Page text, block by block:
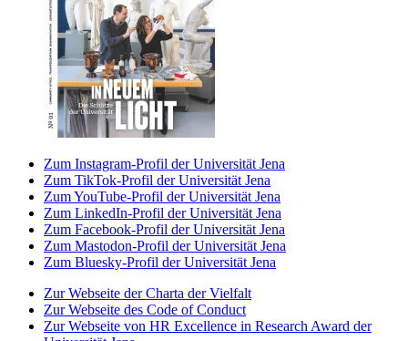
Zum Instagram-Profil der Universität Jena
Zum TikTok-Profil der Universität Jena
Zum YouTube-Profil der Universität Jena
Zum LinkedIn-Profil der Universität Jena
Zum Facebook-Profil der Universität Jena
Zum Mastodon-Profil der Universität Jena
Zum Bluesky-Profil der Universität Jena
Zur Webseite der Charta der Vielfalt
Zur Webseite des Code of Conduct
Zur Webseite von HR Excellence in Research Award der